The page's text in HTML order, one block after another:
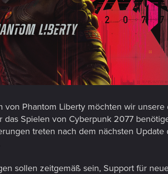
von Phantom Liberty möchten wir
das Spielen von Cyberpunk 2077
treten nach dem nächsten
sollen zeitgemäß sein, Support für